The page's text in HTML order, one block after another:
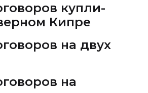
купли-
Кипре
на двух
на